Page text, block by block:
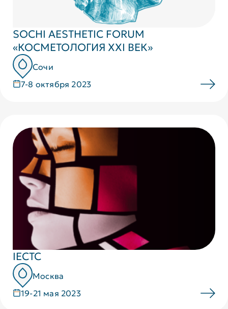
SOCHI AESTHETIC FORUM
«КОСМЕТОЛОГИЯ XXI ВЕК»
Сочи
7-8 октября 2023
IECTC
Москва
19-21 мая 2023